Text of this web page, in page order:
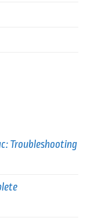
Troubleshooting